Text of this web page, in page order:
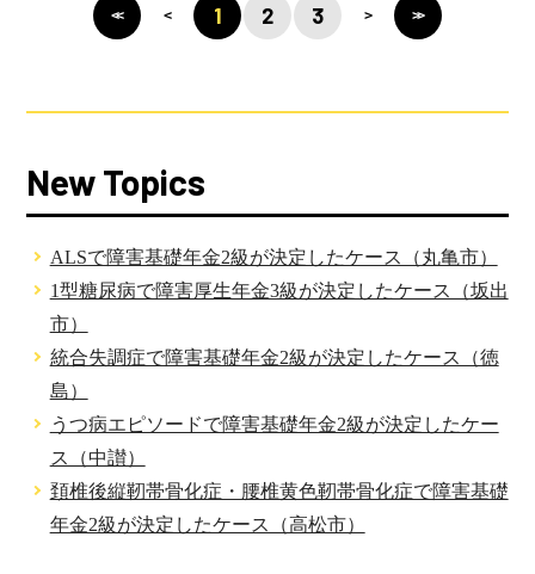
1 2 3
New Topics
ALSで障害基礎年金2級が決定したケース（丸亀市）
1型糖尿病で障害厚生年金3級が決定したケース（坂出
市）
統合失調症で障害基礎年金2級が決定したケース（徳
島）
うつ病エピソードで障害基礎年金2級が決定したケー
ス（中讃）
頚椎後縦靭帯骨化症・腰椎黄色靭帯骨化症で障害基礎
年金2級が決定したケース（高松市）